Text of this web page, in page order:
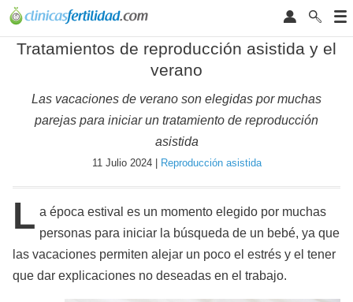
Tratamientos de reproducción asistida y el
verano
Las vacaciones de verano son elegidas por muchas
parejas para iniciar un tratamiento de reproducción
asistida
11 Julio 2024 | Reproducción asistida
L a época estival es un momento elegido por muchas
personas para iniciar la búsqueda de un bebé, ya que
las vacaciones permiten alejar un poco el estrés y el tener
que dar explicaciones no deseadas en el trabajo.